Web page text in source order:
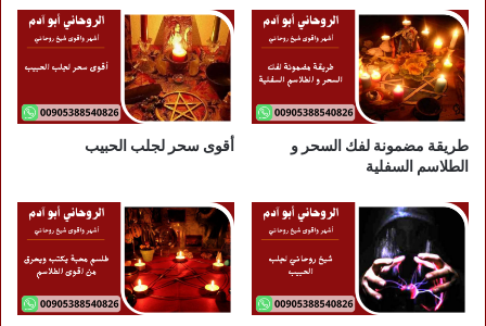
طريقة مضمونة لفك السحر و
الطلاسم السفلية
أقوى سحر لجلب الحبيب